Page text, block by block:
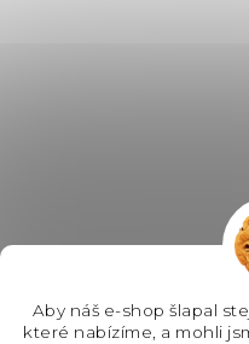
Aby náš e-shop šlapal
které nabízíme, a mohli